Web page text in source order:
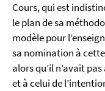
Cours, qui est
le plan de sa
modèle pour
sa nomination à
alors qu’il n’avait
et à celui de